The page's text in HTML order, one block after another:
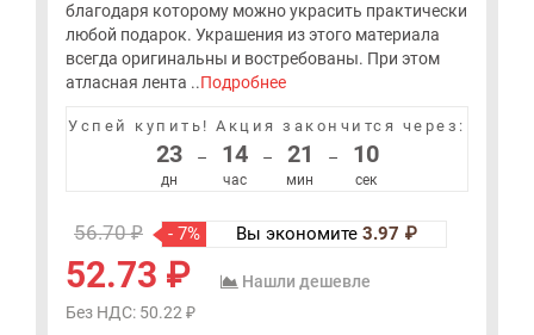
благодаря которому можно украсить практически
любой подарок. Украшения из этого материала
всегда оригинальны и востребованы. При этом
атласная лента ..Подробнее
Успей купить!Акция закончится через:
23
дн
– 14
час
– 21
мин
– 10
сек
56.70 ₽ - 7% Вы экономите 3.97 ₽
52.73 ₽
Нашли дешевле
Без НДС: 50.22 ₽